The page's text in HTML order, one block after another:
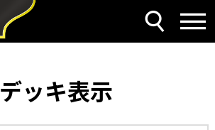
デッキ表示